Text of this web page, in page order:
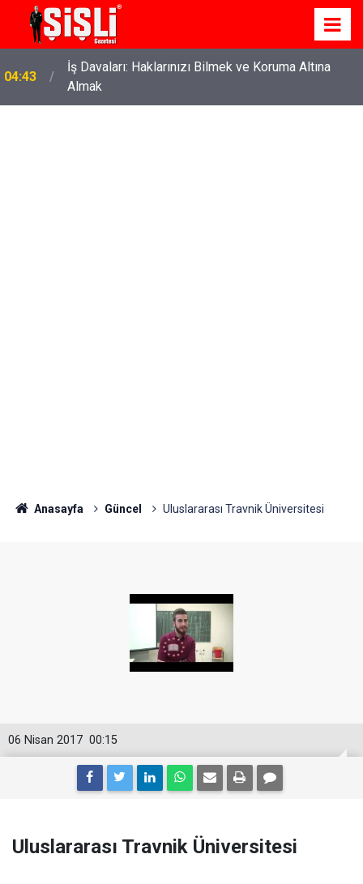
04:43
İş Davaları: Haklarınızı Bilmek ve Koruma Altına
Almak
Anasayfa Güncel Uluslararası Travnik Üniversitesi
00:15
06 Nisan 2017
Uluslararası Travnik Üniversitesi